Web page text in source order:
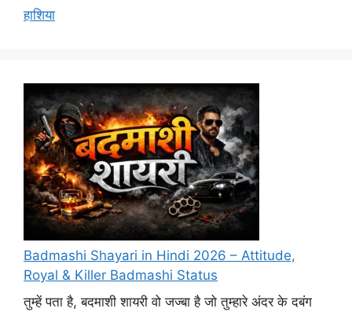
हाशिया
Badmashi Shayari in Hindi 2026 – Attitude,
Royal & Killer Badmashi Status
तुम्हें पता है, बदमाशी शायरी वो जज्बा है जो तुम्हारे अंदर के दबंग